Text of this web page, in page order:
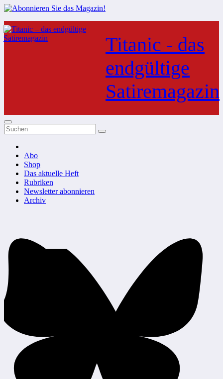
Zum
Inhalt
springen
Titanic - das
endgültige
Satiremagazin
Abo
Shop
Das aktuelle Heft
Rubriken
Newsletter abonnieren
Archiv